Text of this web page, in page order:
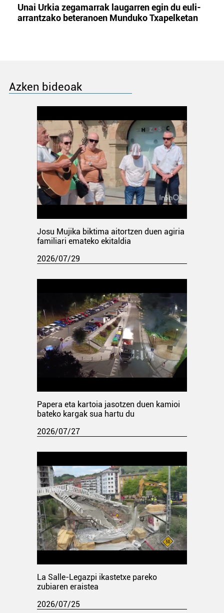
Unai Urkia zegamarrak laugarren egin du euli-
arrantzako beteranoen Munduko Txapelketan
Azken bideoak
Josu Mujika biktima aitortzen duen agiria
familiari emateko ekitaldia
2026/07/29
Papera eta kartoia jasotzen duen kamioi
bateko kargak sua hartu du
2026/07/27
La Salle-Legazpi ikastetxe pareko
zubiaren eraistea
2026/07/25